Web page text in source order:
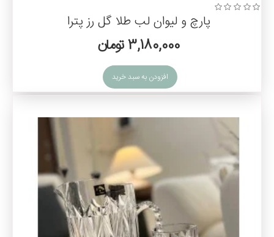
پارچ و لیوان لب طلا گل رز پترا
3,180,000 تومان
افزودن به سبد خرید